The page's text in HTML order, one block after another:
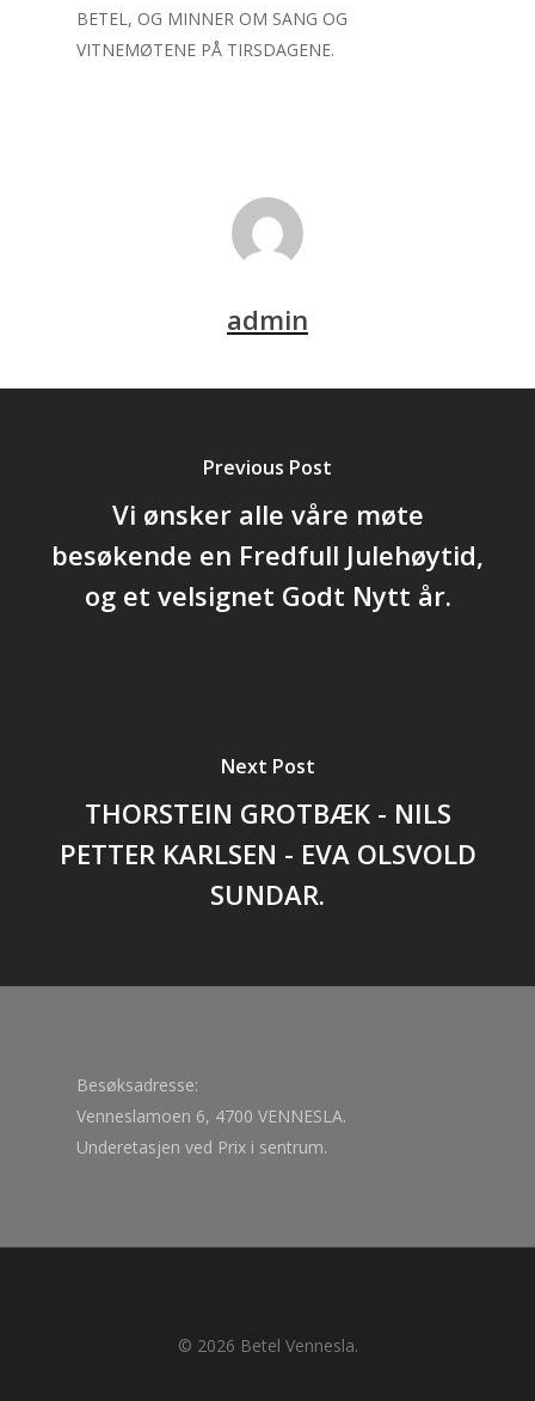
BETEL, OG MINNER OM SANG OG
VITNEMØTENE PÅ TIRSDAGENE.
admin
Previous Post
Vi ønsker alle våre møte
besøkende en Fredfull Julehøytid,
og et velsignet Godt Nytt år.
Next Post
THORSTEIN GROTBÆK - NILS
PETTER KARLSEN - EVA OLSVOLD
SUNDAR.
Besøksadresse:
Venneslamoen 6, 4700 VENNESLA.
Underetasjen ved Prix i sentrum.
© 2026 Betel Vennesla.